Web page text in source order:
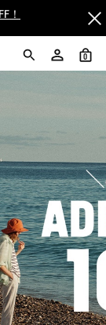
！
らせ
！
！
らせ
0